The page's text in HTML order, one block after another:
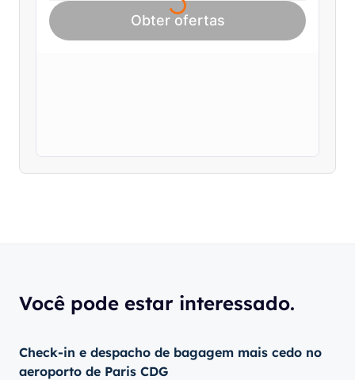
Você pode estar interessado.
Check-in e despacho de bagagem mais cedo no
aeroporto de Paris CDG